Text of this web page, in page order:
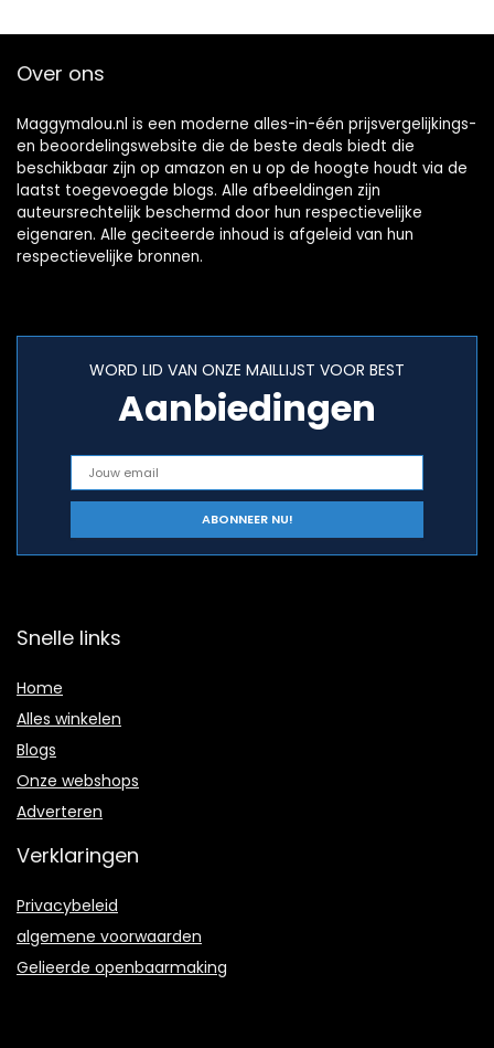
Over ons
Maggymalou.nl is een moderne alles-in-één prijsvergelijkings-
en beoordelingswebsite die de beste deals biedt die
beschikbaar zijn op amazon en u op de hoogte houdt via de
laatst toegevoegde blogs. Alle afbeeldingen zijn
auteursrechtelijk beschermd door hun respectievelijke
eigenaren. Alle geciteerde inhoud is afgeleid van hun
respectievelijke bronnen.
WORD LID VAN ONZE MAILLIJST VOOR BEST
Aanbiedingen
Snelle links
Home
Alles winkelen
Blogs
Onze webshops
Adverteren
Verklaringen
Privacybeleid
algemene voorwaarden
Gelieerde openbaarmaking